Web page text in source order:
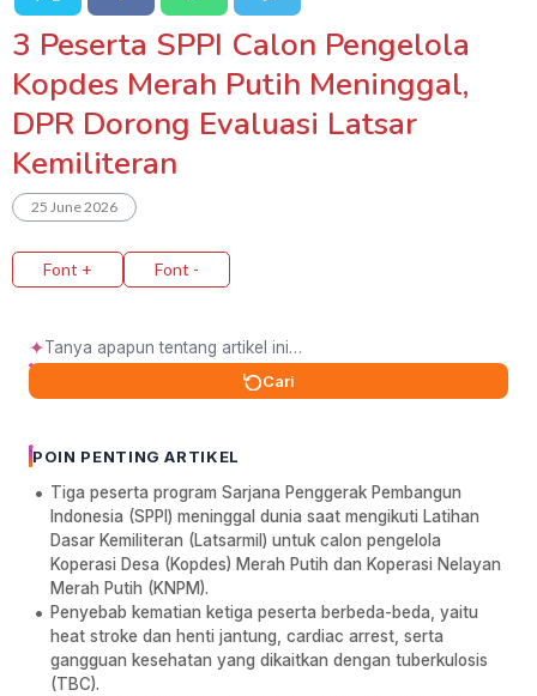
3 Peserta SPPI Calon Pengelola
Kopdes Merah Putih Meninggal,
DPR Dorong Evaluasi Latsar
Kemiliteran
25 June 2026
Font + Font -
✦
Cari
POIN PENTING ARTIKEL
Tiga peserta program Sarjana Penggerak Pembangun
Indonesia (SPPI) meninggal dunia saat mengikuti Latihan
Dasar Kemiliteran (Latsarmil) untuk calon pengelola
Koperasi Desa (Kopdes) Merah Putih dan Koperasi Nelayan
Merah Putih (KNPM).
Penyebab kematian ketiga peserta berbeda-beda, yaitu
heat stroke dan henti jantung, cardiac arrest, serta
gangguan kesehatan yang dikaitkan dengan tuberkulosis
(TBC).